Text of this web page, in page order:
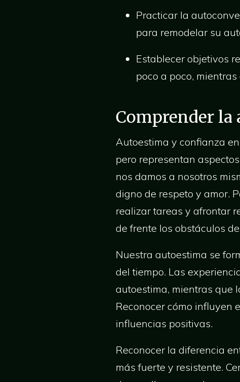
Practicar la
para remodelar su
Establecer objetivos
poco a poco,
Comprender
Autoestima y confianza
pero representan
nos damos a nosotros
digno de respeto y amor.
realizar tareas y afrontar
de frente los obstáculos
Nuestra autoestima se
del tiempo. Las
autoestima, mientras que
Reconocer cómo influyen
influencias positivas.
Reconocer la diferencia
más fuerte y resistente.